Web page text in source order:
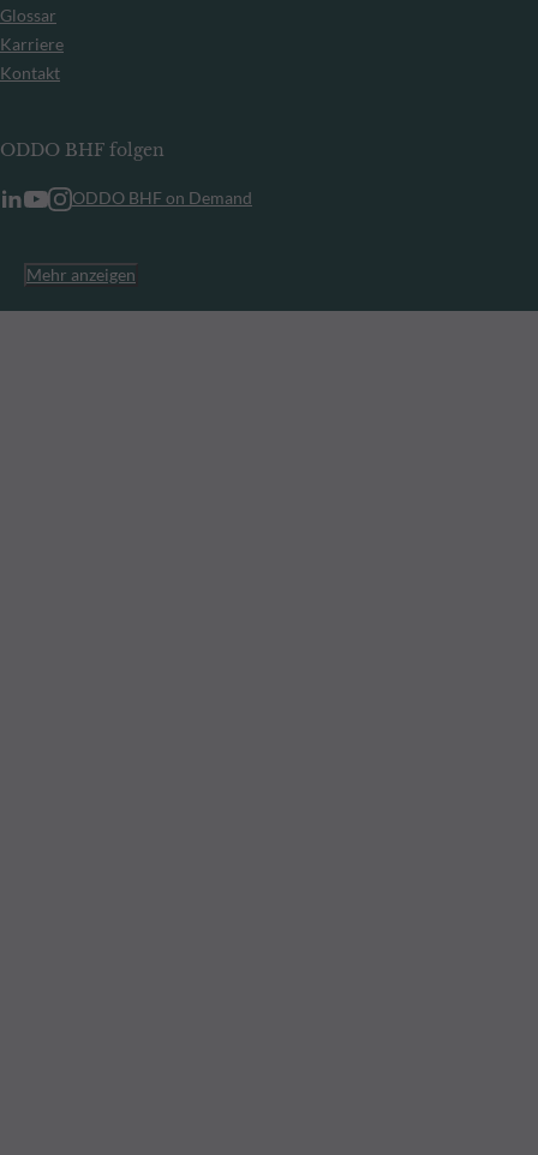
Glossar
Karriere
Kontakt
ODDO BHF folgen
ODDO BHF on Demand
Mehr anzeigen